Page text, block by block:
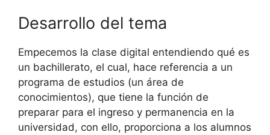
Desarrollo del tema
Empecemos la clase digital entendiendo qué es
un bachillerato, el cual, hace referencia a un
programa de estudios (un área de
conocimientos), que tiene la función de
preparar para el ingreso y permanencia en la
universidad, con ello, proporciona a los alumnos